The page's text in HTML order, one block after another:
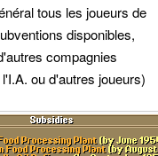
tous les joueurs de
disponibles,
compagnies
ou d'autres joueurs)